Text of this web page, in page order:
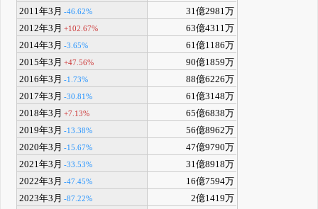
2011年3月 -46.62%
31億2981万
2012年3月 +102.67%
63億4311万
2014年3月 -3.65%
61億1186万
2015年3月 +47.56%
90億1859万
2016年3月 -1.73%
88億6226万
2017年3月 -30.81%
61億3148万
2018年3月 +7.13%
65億6838万
2019年3月 -13.38%
56億8962万
2020年3月 -15.67%
47億9790万
2021年3月 -33.53%
31億8918万
2022年3月 -47.45%
16億7594万
2023年3月 -87.22%
2億1419万